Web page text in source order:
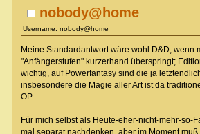
nobody@home
Username: nobody@home
Meine Standardantwort wäre wohl D&D, wenn
"Anfängerstufen" kurzerhand überspringt;
wichtig, auf Powerfantasy sind die ja
insbesondere die Magie aller Art ist da
OP.
Für mich selbst als Heute-eher-nicht-mehr-so-